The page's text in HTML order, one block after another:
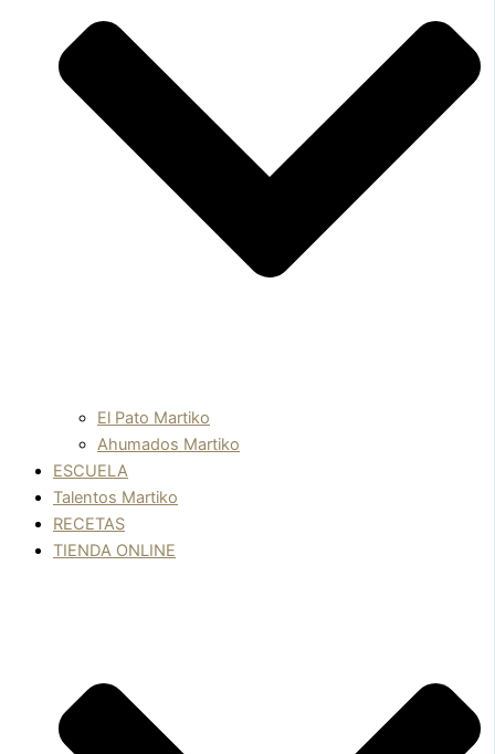
El Pato Martiko
Ahumados Martiko
ESCUELA
Talentos Martiko
RECETAS
TIENDA ONLINE